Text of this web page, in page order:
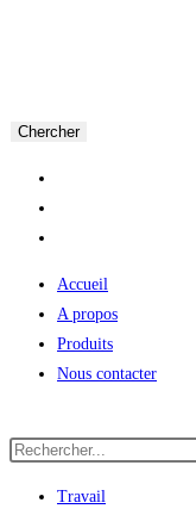
Chercher
Accueil
A propos
Produits
Nous contacter
Travail